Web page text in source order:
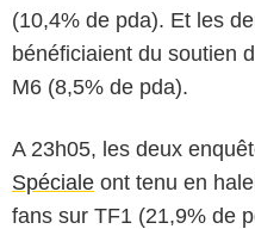
(10,4% de pda). Et les
bénéficiaient du soutien
M6 (8,5% de pda).
A 23h05, les deux
Spéciale ont tenu en
fans sur TF1 (21,9% de